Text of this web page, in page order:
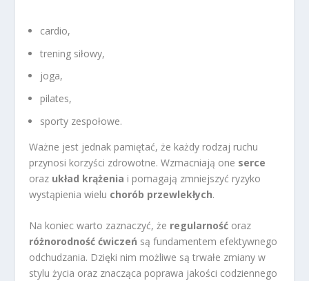
cardio,
trening siłowy,
joga,
pilates,
sporty zespołowe.
Ważne jest jednak pamiętać, że każdy rodzaj ruchu
przynosi korzyści zdrowotne. Wzmacniają one serce
oraz układ krążenia i pomagają zmniejszyć ryzyko
wystąpienia wielu chorób przewlekłych.
Na koniec warto zaznaczyć, że regularność oraz
różnorodność ćwiczeń są fundamentem efektywnego
odchudzania. Dzięki nim możliwe są trwałe zmiany w
stylu życia oraz znacząca poprawa jakości codziennego